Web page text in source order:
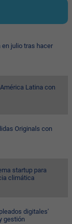
en julio tras hacer
Latina con
Originals con
startup para
climática
digitales'
gestión